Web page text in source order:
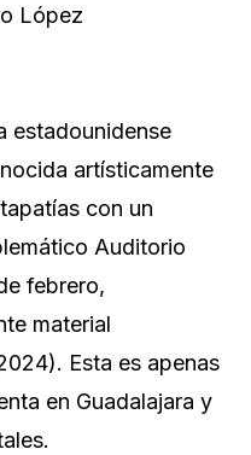
López
estadounidense
artísticamente
con un
Auditorio
febrero,
material
Esta es apenas
en Guadalajara y